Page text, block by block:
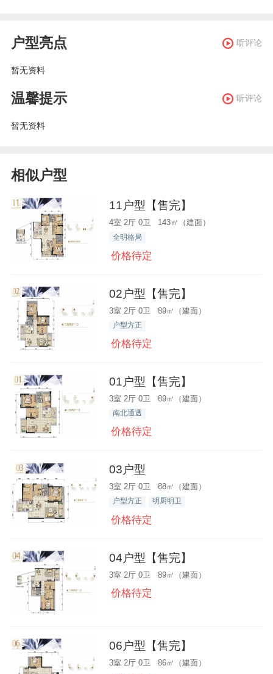
户型亮点 听评论
暂无资料
温馨提示 听评论
暂无资料
相似户型
11户型【售完】
4室 2厅 0卫 143㎡（建面）
全明格局
价格待定
02户型【售完】
3室 2厅 0卫 89㎡（建面）
户型方正
价格待定
01户型【售完】
3室 2厅 0卫 89㎡（建面）
南北通透
价格待定
03户型
3室 2厅 0卫 88㎡（建面）
户型方正 明厨明卫
价格待定
04户型【售完】
3室 2厅 0卫 89㎡（建面）
价格待定
06户型【售完】
3室 2厅 0卫 86㎡（建面）